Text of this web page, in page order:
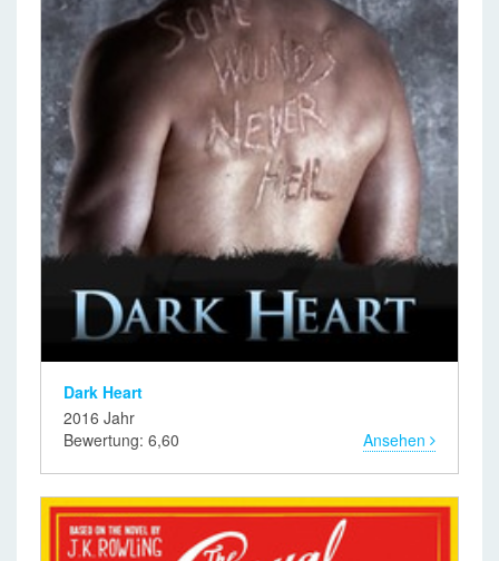
Dark Heart
2016 Jahr
Bewertung: 6,60
Ansehen